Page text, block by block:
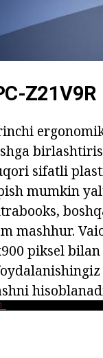
Z21V9R
sifatli
mumkin
mashhur.
piksel